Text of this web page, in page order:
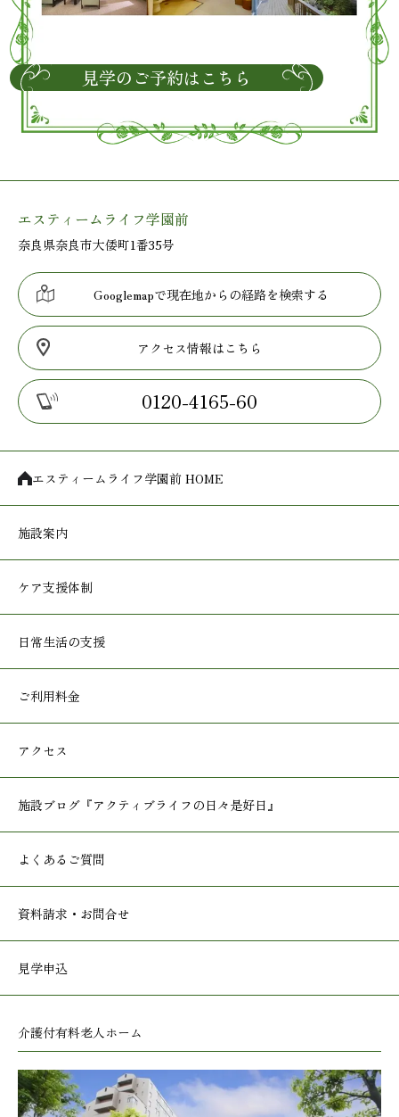
見学のご予約はこちら
エスティームライフ学園前
奈良県奈良市大倭町1番35号
Googlemapで現在地からの経路を検索する
アクセス情報はこちら
0120-4165-60
エスティームライフ学園前 HOME
施設案内
ケア支援体制
日常生活の支援
ご利用料金
アクセス
施設ブログ 『アクティブライフの日々是好日』
よくあるご質問
資料請求・お問合せ
見学申込
介護付有料老人ホーム